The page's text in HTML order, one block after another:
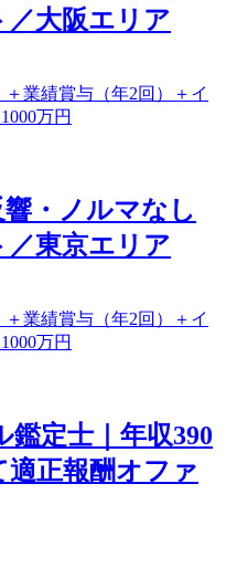
／大阪エリア
業績賞与（年2回）＋イ
万円
・ノルマなし
／東京エリア
業績賞与（年2回）＋イ
万円
鑑定士｜年収390
正報酬オファ